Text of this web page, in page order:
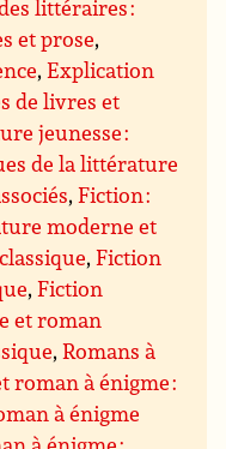
littéraires :
et prose,
,Explication
de livres et
jeunesse :
de la littérature
,Fiction :
moderne et
,Fiction
,Fiction
et roman
,Romans à
roman à énigme :
à énigme